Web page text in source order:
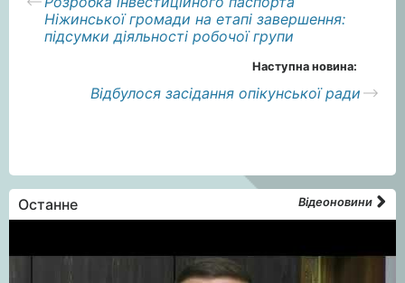
Ніжинської громади на етапі завершення:
підсумки діяльності робочої групи
Наступна новина:
Відбулося засідання опікунської ради
Останне Відеоновини